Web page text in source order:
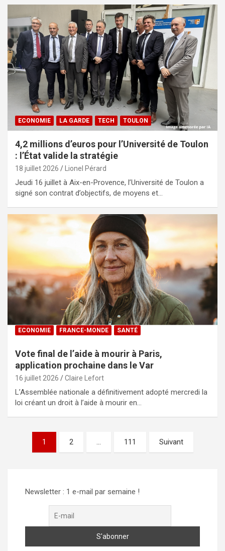
ECONOMIE LA GARDE TECH TOULON
4,2 millions d’euros pour l’Université de Toulon
: l’État valide la stratégie
18 juillet 2026 Lionel Pérard
Jeudi 16 juillet à Aix-en-Provence, l’Université de Toulon a
signé son contrat d’objectifs, de moyens et…
ECONOMIE FRANCE-MONDE SANTÉ
Vote final de l’aide à mourir à Paris,
application prochaine dans le Var
16 juillet 2026 Claire Lefort
L’Assemblée nationale a définitivement adopté mercredi la
loi créant un droit à l’aide à mourir en…
Pagination
1 2 111 Suivant
Newsletter : 1 e-mail par semaine !